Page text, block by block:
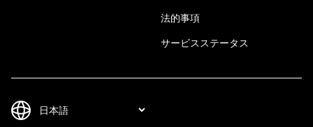
法的事項
サービスステータス